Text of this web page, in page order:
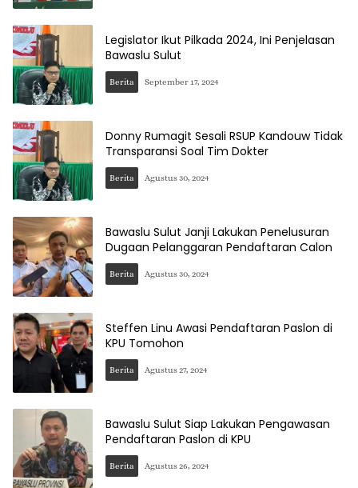
Legislator Ikut Pilkada 2024, Ini Penjelasan
Bawaslu Sulut
Berita September 17, 2024
Donny Rumagit Sesali RSUP Kandouw Tidak
Transparansi Soal Tim Dokter
Berita Agustus 30, 2024
Bawaslu Sulut Janji Lakukan Penelusuran
Dugaan Pelanggaran Pendaftaran Calon
Berita Agustus 30, 2024
Steffen Linu Awasi Pendaftaran Paslon di
KPU Tomohon
Berita Agustus 27, 2024
Bawaslu Sulut Siap Lakukan Pengawasan
Pendaftaran Paslon di KPU
Berita Agustus 26, 2024